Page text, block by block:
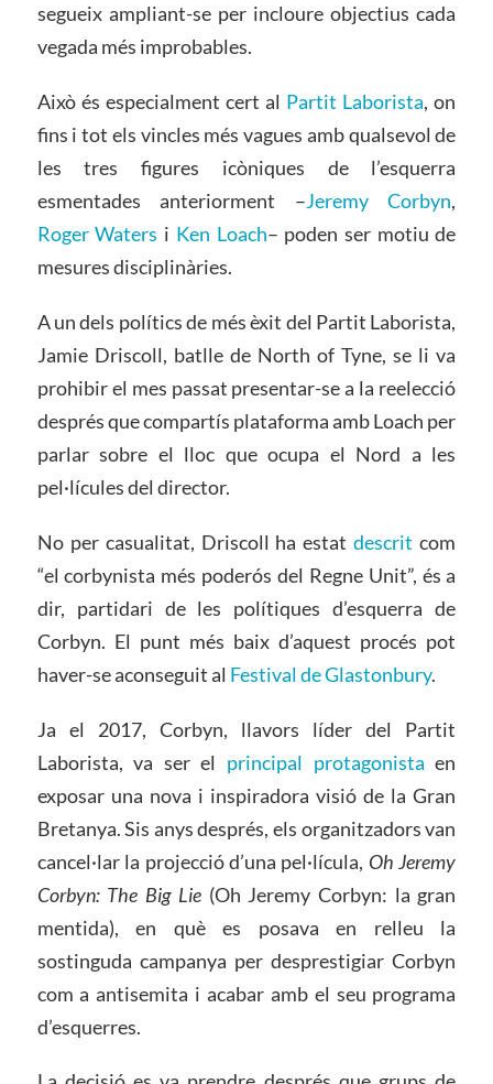
segueix ampliant-se per incloure objectius cada
vegada més improbables.
Això és especialment cert al Partit Laborista, on
fins i tot els vincles més vagues amb qualsevol de
les tres figures icòniques de l’esquerra
esmentades anteriorment –Jeremy Corbyn,
Roger Waters i Ken Loach– poden ser motiu de
mesures disciplinàries.
A un dels polítics de més èxit del Partit Laborista,
Jamie Driscoll, batlle de North of Tyne, se li va
prohibir el mes passat presentar-se a la reelecció
després que compartís plataforma amb Loach per
parlar sobre el lloc que ocupa el Nord a les
pel·lícules del director.
No per casualitat, Driscoll ha estatdescrit com
“el corbynista més poderós del Regne Unit”, és a
dir, partidari de les polítiques d’esquerra de
Corbyn. El punt més baix d’aquest procés pot
haver-se aconseguit al Festival de Glastonbury.
Ja el 2017, Corbyn, llavors líder del Partit
Laborista, va ser el principal protagonista en
exposar una nova i inspiradora visió de la Gran
Bretanya. Sis anys després, els organitzadors van
cancel·lar la projecció d’una pel·lícula, Oh Jeremy
Corbyn: The Big Lie(Oh Jeremy Corbyn: la gran
mentida), en què es posava en relleu la
sostinguda campanya per desprestigiar Corbyn
com a antisemita i acabar amb el seu programa
d’esquerres.